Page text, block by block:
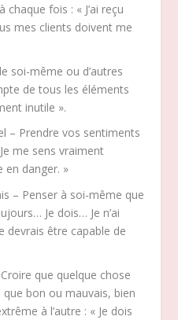
chaque fois : « J’ai reçu
mes clients doivent me
soi-même ou d’autres
de tous les éléments
inutile ».
– Prendre vos sentiments
me sens vraiment
en danger. »
– Penser à soi-même que
Je dois… Je n’ai
devrais être capable de
que quelque chose
que bon ou mauvais, bien
à l’autre : « Je dois